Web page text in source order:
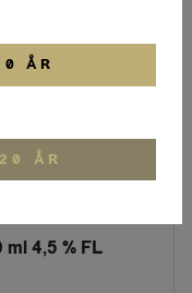
IN
4,5 % FL
ÅR
ÅR